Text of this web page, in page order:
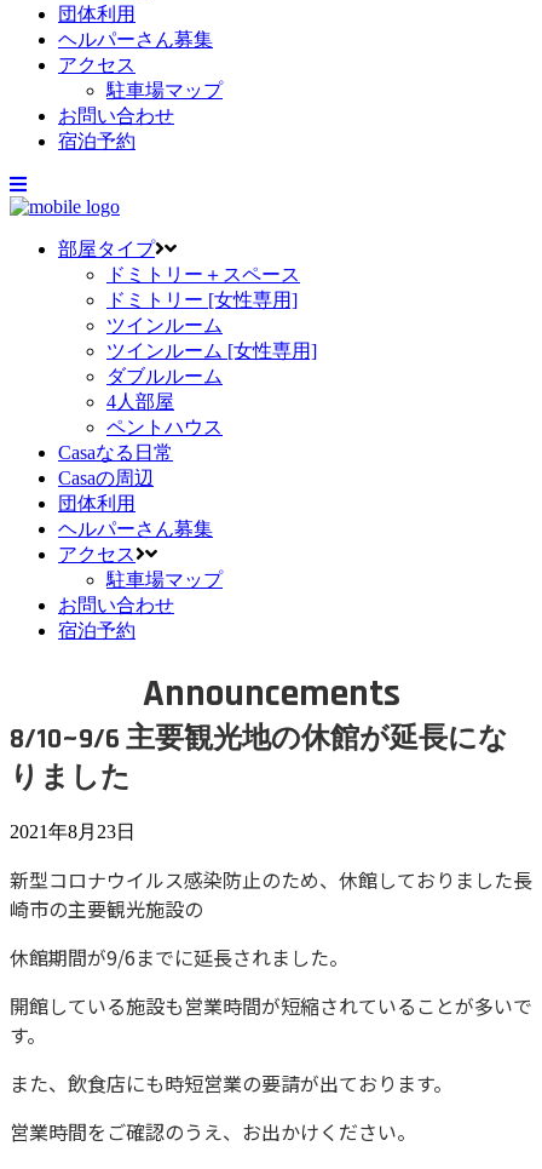
団体利用
ヘルパーさん募集
アクセス
駐車場マップ
お問い合わせ
宿泊予約
部屋タイプ
ドミトリー＋スペース
ドミトリー [女性専用]
ツインルーム
ツインルーム [女性専用]
ダブルルーム
4人部屋
ペントハウス
Casaなる日常
Casaの周辺
団体利用
ヘルパーさん募集
アクセス
駐車場マップ
お問い合わせ
宿泊予約
Announcements
8/10~9/6 主要観光地の休館が延長にな
りました
2021年8月23日
新型コロナウイルス感染防止のため、休館しておりました長
崎市の主要観光施設の
休館期間が9/6までに延長されました。
開館している施設も営業時間が短縮されていることが多いで
す。
また、飲食店にも時短営業の要請が出ております。
営業時間をご確認のうえ、お出かけください。